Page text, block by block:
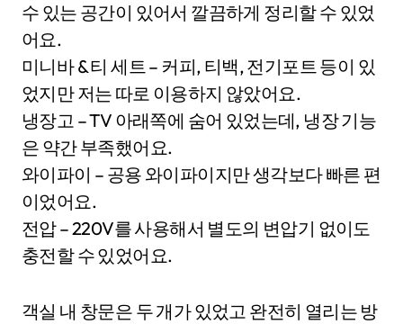
수 있는 공간이 있어서 깔끔하게 정리할 수 있었
어요.
미니바 & 티 세트 – 커피, 티백, 전기포트 등이 있
었지만 저는 따로 이용하지 않았어요.
냉장고 – TV 아래쪽에 숨어 있었는데, 냉장 기능
은 약간 부족했어요.
와이파이 – 공용 와이파이지만 생각보다 빠른 편
이었어요.
전압 – 220V를 사용해서 별도의 변압기 없이도
충전할 수 있었어요.
객실 내 창문은 두 개가 있었고 완전히 열리는 방